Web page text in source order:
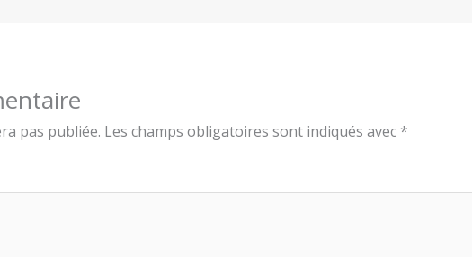
pas publiée. Les champs obligatoires sont indiqués avec *